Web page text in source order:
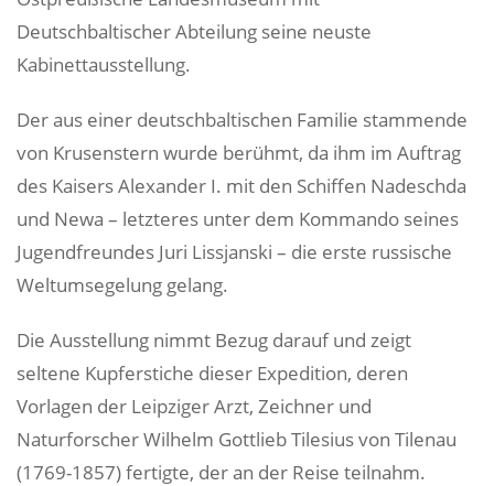
Deutschbaltischer Abteilung seine neuste
Kabinettausstellung.
Der aus einer deutschbaltischen Familie stammende
von Krusenstern wurde berühmt, da ihm im Auftrag
des Kaisers Alexander I. mit den Schiffen Nadeschda
und Newa – letzteres unter dem Kommando seines
Jugendfreundes Juri Lissjanski – die erste russische
Weltumsegelung gelang.
Die Ausstellung nimmt Bezug darauf und zeigt
seltene Kupferstiche dieser Expedition, deren
Vorlagen der Leipziger Arzt, Zeichner und
Naturforscher Wilhelm Gottlieb Tilesius von Tilenau
(1769-1857) fertigte, der an der Reise teilnahm.